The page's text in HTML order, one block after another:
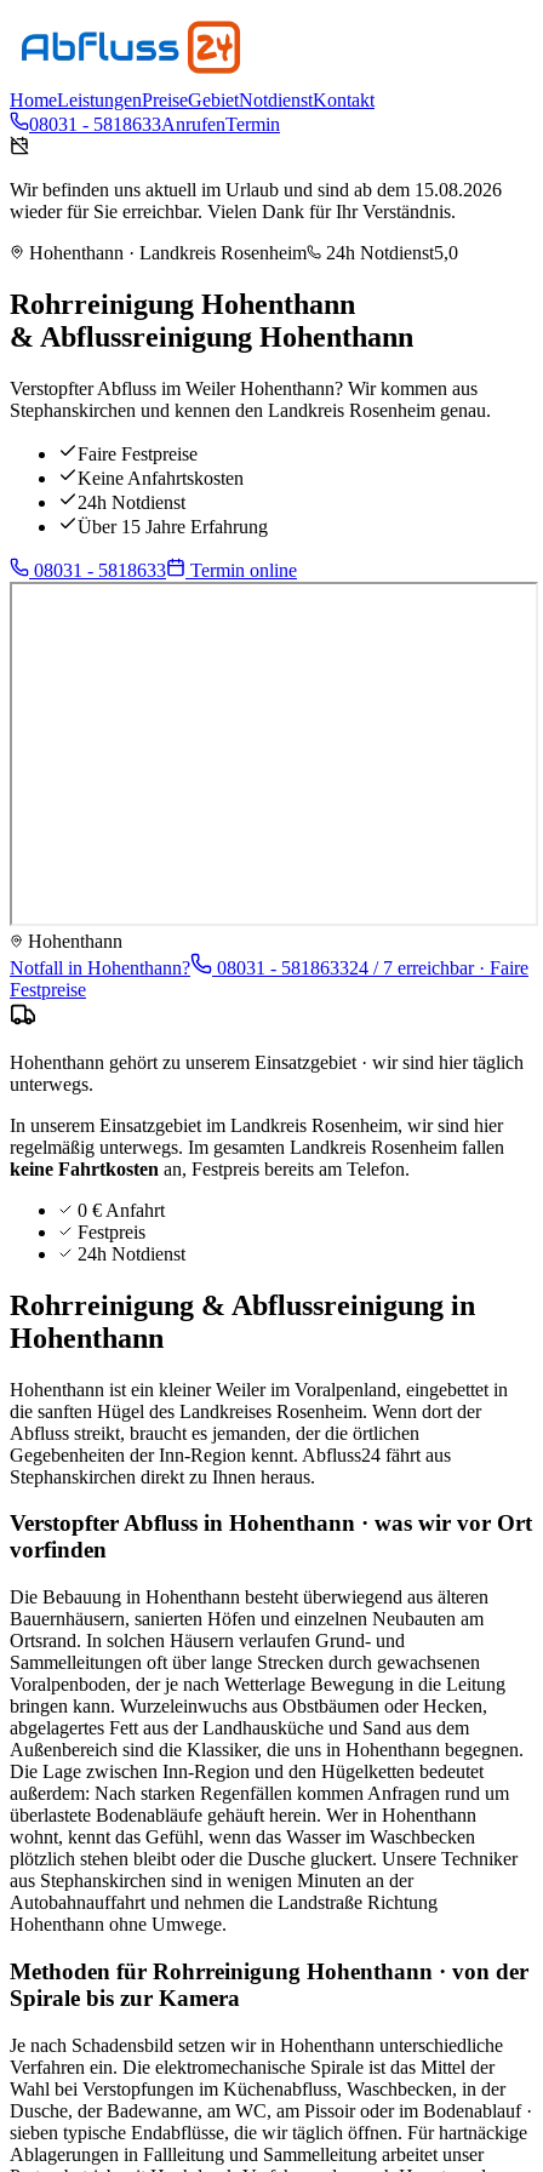
HomeLeistungenPreiseGebietNotdienstKontakt
08031 - 5818633AnrufenTermin
Wir befinden uns aktuell im Urlaub und sind ab dem 15.08.2026
wieder für Sie erreichbar. Vielen Dank für Ihr Verständnis.
Hohenthann · Landkreis Rosenheim 24h Notdienst5,0
Rohrreinigung Hohenthann
& Abflussreinigung Hohenthann
Verstopfter Abfluss im Weiler Hohenthann? Wir kommen aus
Stephanskirchen und kennen den Landkreis Rosenheim genau.
Faire Festpreise
Keine Anfahrtskosten
24h Notdienst
Über 15 Jahre Erfahrung
08031 - 5818633 Termin online
Hohenthann
Notfall in Hohenthann? 08031 - 581863324 / 7 erreichbar · Faire
Festpreise
Hohenthann gehört zu unserem Einsatzgebiet · wir sind hier täglich
unterwegs.
In unserem Einsatzgebiet im Landkreis Rosenheim, wir sind hier
regelmäßig unterwegs. Im gesamten Landkreis Rosenheim fallen
keine Fahrtkosten an, Festpreis bereits am Telefon.
0 € Anfahrt
Festpreis
24h Notdienst
Rohrreinigung & Abflussreinigung in
Hohenthann
Hohenthann ist ein kleiner Weiler im Voralpenland, eingebettet in
die sanften Hügel des Landkreises Rosenheim. Wenn dort der
Abfluss streikt, braucht es jemanden, der die örtlichen
Gegebenheiten der Inn-Region kennt. Abfluss24 fährt aus
Stephanskirchen direkt zu Ihnen heraus.
Verstopfter Abfluss in Hohenthann · was wir vor Ort
vorfinden
Die Bebauung in Hohenthann besteht überwiegend aus älteren
Bauernhäusern, sanierten Höfen und einzelnen Neubauten am
Ortsrand. In solchen Häusern verlaufen Grund- und
Sammelleitungen oft über lange Strecken durch gewachsenen
Voralpenboden, der je nach Wetterlage Bewegung in die Leitung
bringen kann. Wurzeleinwuchs aus Obstbäumen oder Hecken,
abgelagertes Fett aus der Landhausküche und Sand aus dem
Außenbereich sind die Klassiker, die uns in Hohenthann begegnen.
Die Lage zwischen Inn-Region und den Hügelketten bedeutet
außerdem: Nach starken Regenfällen kommen Anfragen rund um
überlastete Bodenabläufe gehäuft herein. Wer in Hohenthann
wohnt, kennt das Gefühl, wenn das Wasser im Waschbecken
plötzlich stehen bleibt oder die Dusche gluckert. Unsere Techniker
aus Stephanskirchen sind in wenigen Minuten an der
Autobahnauffahrt und nehmen die Landstraße Richtung
Hohenthann ohne Umwege.
Methoden für Rohrreinigung Hohenthann · von der
Spirale bis zur Kamera
Je nach Schadensbild setzen wir in Hohenthann unterschiedliche
Verfahren ein. Die elektromechanische Spirale ist das Mittel der
Wahl bei Verstopfungen im Küchenabfluss, Waschbecken, in der
Dusche, der Badewanne, am WC, am Pissoir oder im Bodenablauf ·
sieben typische Endabflüsse, die wir täglich öffnen. Für hartnäckige
Ablagerungen in Fallleitung und Sammelleitung arbeitet unser